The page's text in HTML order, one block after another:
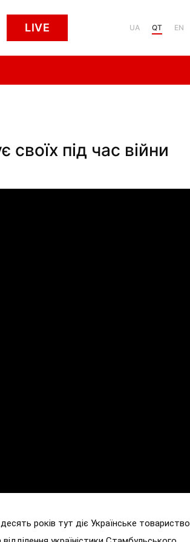
LIVE UA QT EN
під час війни
років тут діє Українське товариство